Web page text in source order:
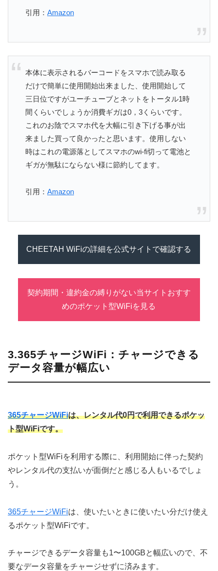
引用：Amazon
本体に表示されるバーコードをスマホで読み取る
だけで簡単に使用開始出来ました、使用開始して
三日位ですがユーチューブとネットをトータル1時
間くらいでしょうか消費ギガは0，3くらいです。
これのお陰でスマホ代を大幅に引き下げる事が出
来ました買って良かったと思います。使用しない
時はこれの電源落としてスマホのwi-fi切って電池と
ギガが無駄にならない様に節約してます。
引用：Amazon
CHEETAH WiFiの詳細を公式サイトで確認する
契約期間・違約金の縛りがない当サイトおすす
めのポケット型WiFiを見る
3.365チャージWiFi：チャージできる
データ容量が幅広い
365チャージWiFiは、レンタル代0円で利用できるポケッ
ト型WiFiです。
ポケット型WiFiを利用する際に、利用開始に伴った契約
やレンタル代の支払いが面倒だと感じる人もいるでしょ
う。
365チャージWiFiは、使いたいときに使いたい分だけ使え
るポケット型WiFiです。
チャージできるデータ容量も1〜100GBと幅広いので、不
要なデータ容量をチャージせずに済みます。